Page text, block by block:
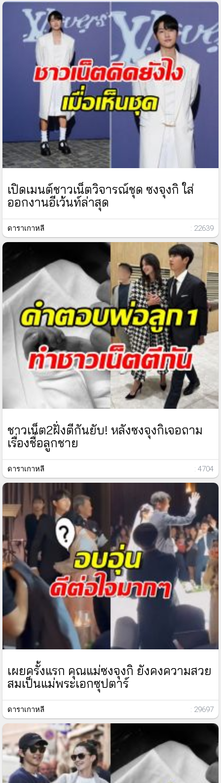
เปิดเมนต์ชาวเน็ตวิจารณ์ชุด ซงจุงกิ ใส่
ออกงานอีเว้นท์ล่าสุด
ดาราเกาหลี : 22639
ชาวเน็ต2ฝั่งตีกันยับ! หลังซงจุงกิเจอถาม
เรื่องชื่อลูกชาย
ดาราเกาหลี : 4704
เผยครั้งแรก คุณแม่ซงจุงกิ ยังคงความสวย
สมเป็นแม่พระเอกซุปตาร์
ดาราเกาหลี : 29697